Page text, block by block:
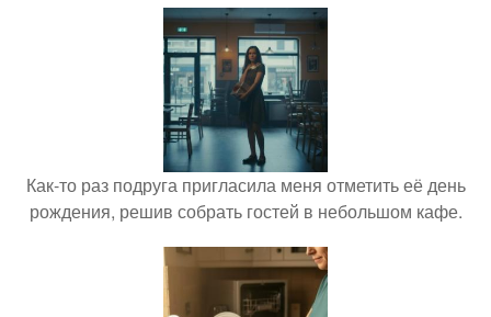
Как-то раз подруга пригласила меня отметить её день
рождения, решив собрать гостей в небольшом кафе.